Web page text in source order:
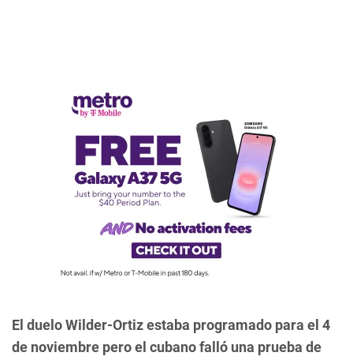
El duelo Wilder-Ortiz estaba programado para el 4
de noviembre pero el cubano falló una prueba de